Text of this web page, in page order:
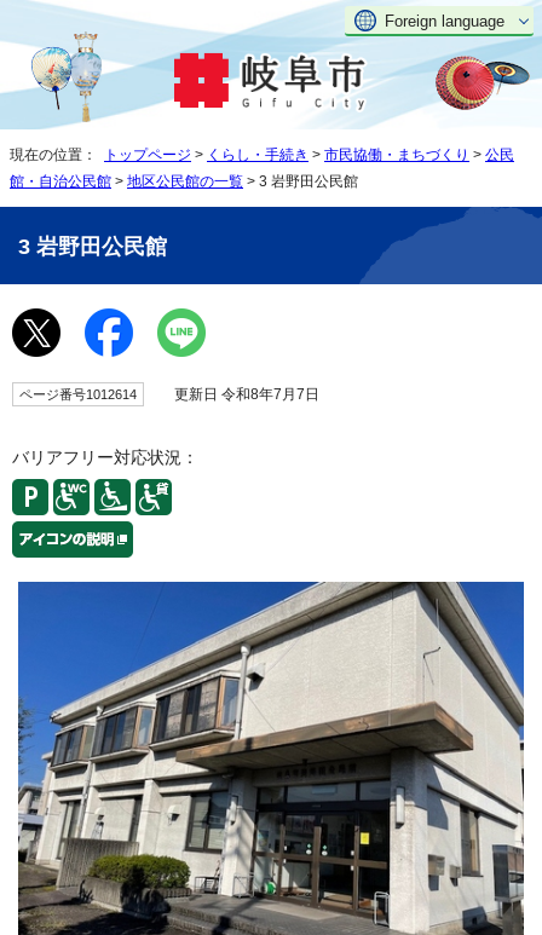
Foreign language
現在の位置： トップページ > くらし・手続き > 市民協働・まちづくり > 公民
館・自治公民館 > 地区公民館の一覧 > 3 岩野田公民館
3 岩野田公民館
ページ番号1012614 更新日 令和8年7月7日
バリアフリー対応状況：